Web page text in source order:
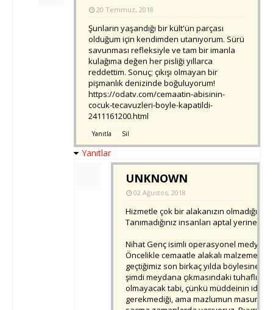
20 Temmuz, 2018
Şunların yaşandığı bir kült'ün parçası
olduğum için kendimden utanıyorum. Sürü
savunması refleksiyle ve tam bir imanla
kulağıma değen her pisliği yıllarca
reddettim. Sonuç; çıkışı olmayan bir
pişmanlık denizinde boğuluyorum!
https://odatv.com/cemaatin-abisinin-
cocuk-tecavuzleri-boyle-kapatildi-
2411161200.html
Yanıtla Sil
Yanıtlar
UNKNOWN
02 Ağustos, 2018
Hizmetle çok bir alakanızın olmadığı
Tanımadığınız insanları aptal yerine
Nihat Genç isimli operasyonel medya
Öncelikle cemaatle alakalı malzeme
geçtiğimiz son birkaç yılda böylesine
şimdi meydana çıkmasındaki
olmayacak tabi, çünkü müddeinin
gerekmediği, ama mazlumun